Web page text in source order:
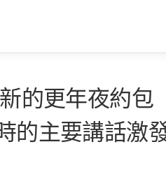
的更年夜約包
的主要講話激